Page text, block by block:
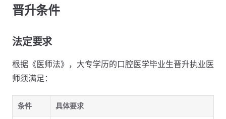
晋升条件
法定要求
根据《医师法》，大专学历的口腔医学毕业生晋升执业医
师须满足：
条件 具体要求